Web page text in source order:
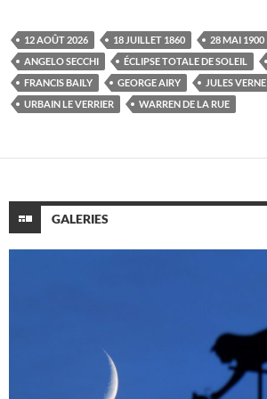
12 AOÛT 2026 18 JUILLET 1860 28 MAI 1900
ANGELO SECCHI
ÉCLIPSE TOTALE DE SOLEIL
FRANCIS BAILY
GEORGE AIRY JULES VERNE
URBAIN LE VERRIER
WARREN DE LA RUE
GALERIES